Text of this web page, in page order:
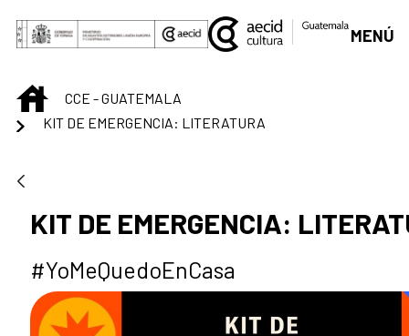
Saut au contenu principal
MENÚ
INICIOCCE - GUATEMALA
KIT DE EMERGENCIA: LITERATURA
KIT DE EMERGENCIA:
#YoMeQuedoEnCasa